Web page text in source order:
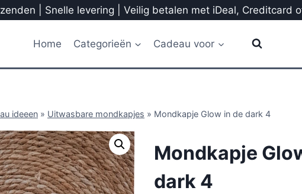
| Snelle levering | Veilig betalen met iDeal, Creditcard
Home Categorieën Cadeau voor
ideeen » Uitwasbare mondkapjes » Mondkapje Glow in de dark 4
Mondkapje
dark 4